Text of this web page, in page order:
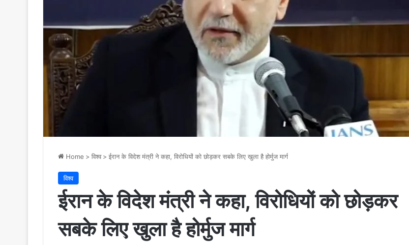
Home > विश्व > ईरान के विदेश मंत्री ने कहा, विरोधियों को छोड़कर सबके लिए खुला है होर्मुज मार्ग
विश्व
ईरान के विदेश मंत्री ने कहा, विरोधियों को छोड़कर
सबके लिए खुला है होर्मुज मार्ग